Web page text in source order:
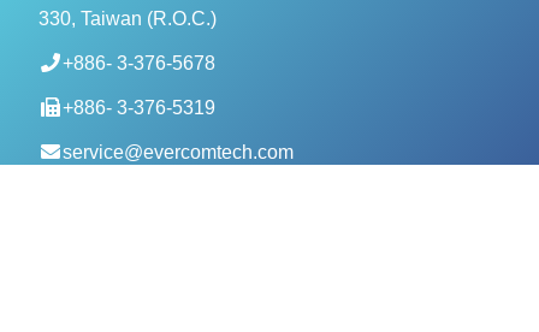
330, Taiwan (R.O.C.)
+886- 3-376-5678
+886- 3-376-5319
service@evercomtech.com